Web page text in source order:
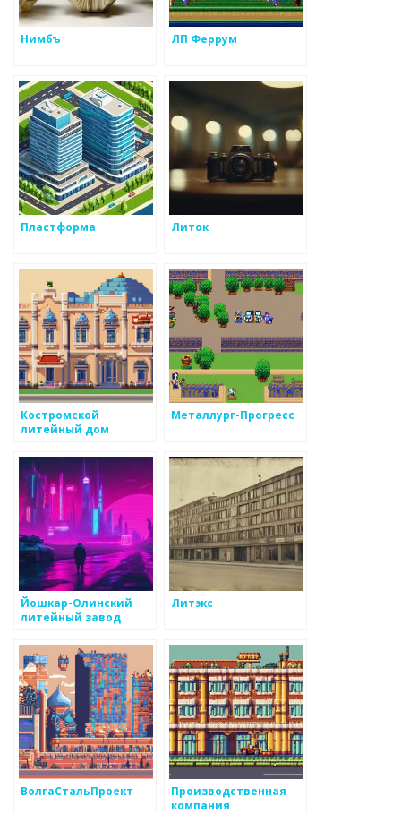
Нимбъ ЛП Феррум
Пластформа Литок
Костромской
литейный дом
Металлург-Прогресс
Йошкар-Олинский
литейный завод
Литэкс
ВолгаСтальПроект
Производственная
компания